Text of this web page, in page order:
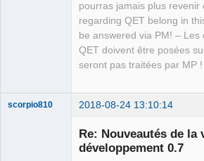
pourras jamais plus
regarding QET belong in
be answered via PM! –
QET doivent être posées
seront pas traitées par MP !
scorpio810 2018-08-24 13:10:14
Re: Nouveautés de la
développement 0.7